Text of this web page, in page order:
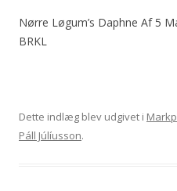
Nørre Løgum’s Daphne Af 5
BRKL
Dette indlæg blev udgivet i
Páll Júlíusson.